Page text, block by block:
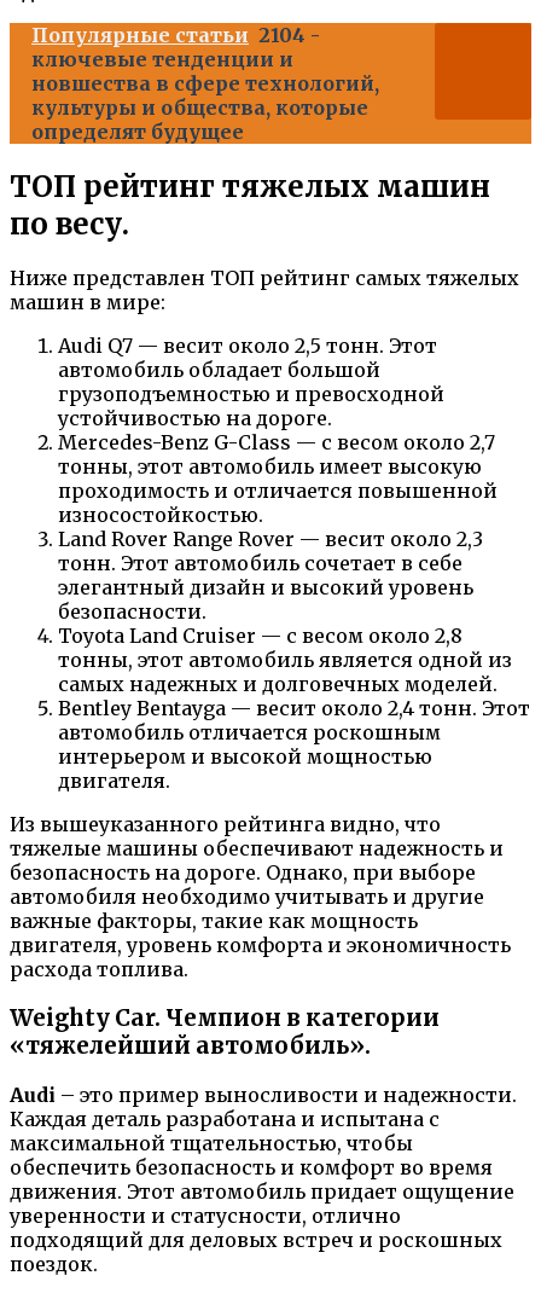
Популярные статьи 2104 -
ключевые тенденции и
новшества в сфере технологий,
культуры и общества, которые
определят будущее
ТОП рейтинг тяжелых машин
по весу.
Ниже представлен ТОП рейтинг самых тяжелых
машин в мире:
Аudi Q7 — весит около 2,5 тонн. Этот
автомобиль обладает большой
грузоподъемностью и превосходной
устойчивостью на дороге.
Mercedes-Benz G-Class — с весом около 2,7
тонны, этот автомобиль имеет высокую
проходимость и отличается повышенной
износостойкостью.
Land Rover Range Rover — весит около 2,3
тонн. Этот автомобиль сочетает в себе
элегантный дизайн и высокий уровень
безопасности.
Toyota Land Cruiser — с весом около 2,8
тонны, этот автомобиль является одной из
самых надежных и долговечных моделей.
Bentley Bentayga — весит около 2,4 тонн. Этот
автомобиль отличается роскошным
интерьером и высокой мощностью
двигателя.
Из вышеуказанного рейтинга видно, что
тяжелые машины обеспечивают надежность и
безопасность на дороге. Однако, при выборе
автомобиля необходимо учитывать и другие
важные факторы, такие как мощность
двигателя, уровень комфорта и экономичность
расхода топлива.
Weighty Car. Чемпион в категории
«тяжелейший автомобиль».
Audi – это пример выносливости и надежности.
Каждая деталь разработана и испытана с
максимальной тщательностью, чтобы
обеспечить безопасность и комфорт во время
движения. Этот автомобиль придает ощущение
уверенности и статусности, отлично
подходящий для деловых встреч и роскошных
поездок.